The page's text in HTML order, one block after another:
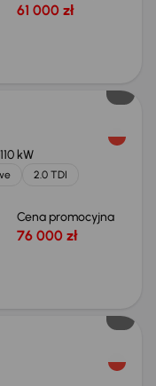
61 000 zł
110 kW
2.0 TDI
Cena promocyjna
76 000 zł